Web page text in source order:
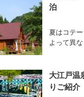
泊
夏はコテ
よって異
大江戸温
りご紹介